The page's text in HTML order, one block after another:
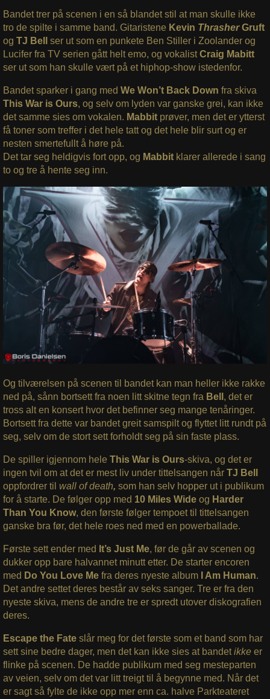
Bandet trer på scenen i en så blandet stil at man skulle ikke
tro de spilte i samme band. Gitaristene Kevin ThrasherGruft
og TJ Bell
ser ut som en punkete Ben Stiller i Zoolander og
Lucifer fra TV serien gått helt emo, og vokalistCraig Mabitt
ser ut som han skulle vært på et hiphop-show istedenfor.
Bandet sparker i gang med We Won’t Back Down fra skiva
This War is Ours, og selv om lyden var ganske grei, kan ikke
det samme sies om vokalen. Mabbit prøver, men det er ytterst
få toner som treffer i det hele tatt og det hele blir surt og er
nesten smertefullt å høre på.
Det tar seg heldigvis fort opp, og Mabbit klarer allerede i sang
to og tre å hente seg inn.
Og tilværelsen på scenen til bandet kan man heller ikke rakke
ned på, sånn bortsett fra noen litt skitne tegn fra Bell , det er
tross alt en konsert hvor det befinner seg mange tenåringer.
Bortsett fra dette var bandet greit samspilt og flyttet litt rundt på
seg, selv om de stort sett forholdt seg på sin faste plass.
De spiller igjennom hele This War is Ours-skiva, og det er
ingen tvil om at det er mest liv under tittelsangen når TJ Bell
oppfordrer til wall of death, som han selv hopper ut i publikum
for å starte. De følger opp med 10 Miles Wideog Harder
Than You Know, den første følger tempoet til tittelsangen
ganske bra før, det hele roes ned med en powerballade.
Første sett ender med It’s Just Me, før de går av scenen og
dukker opp bare halvannet minutt etter. De starter encoren
med Do You Love Mefra deres nyeste album I Am Human.
Det andre settet deres består av seks sanger. Tre er fra den
nyeste skiva, mens de andre tre er spredt utover diskografien
deres.
Escape the Fate slår meg for det første som et band som har
sett sine bedre dager, men det kan ikke sies at bandetikke er
flinke på scenen. De hadde publikum med seg mesteparten
av veien, selv om det var litt treigt til å begynne med. Når det
er sagt så fylte de ikke opp mer enn ca. halve Parkteateret